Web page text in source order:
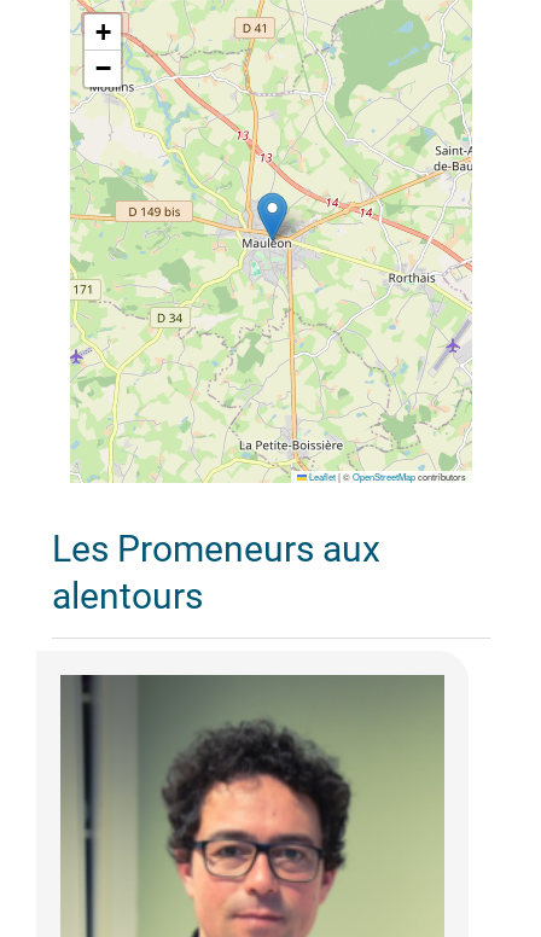
+
−
Leaflet |©OpenStreetMapcontributors
Les Promeneurs aux
alentours